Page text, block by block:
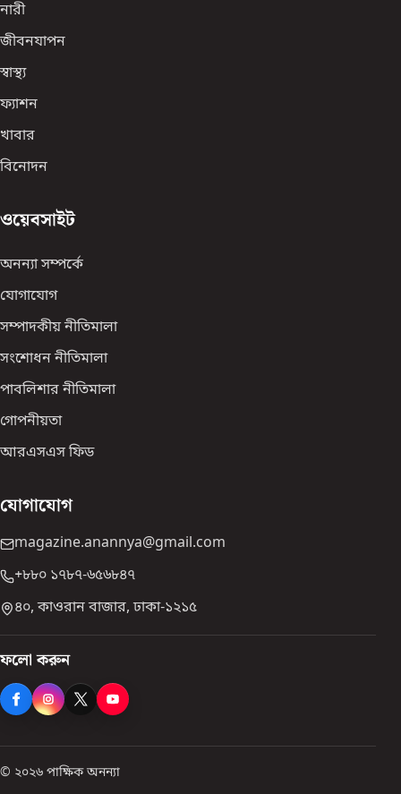
নারী
জীবনযাপন
স্বাস্থ্য
ফ্যাশন
খাবার
বিনোদন
ওয়েবসাইট
অনন্যা সম্পর্কে
যোগাযোগ
সম্পাদকীয় নীতিমালা
সংশোধন নীতিমালা
পাবলিশার নীতিমালা
গোপনীয়তা
আরএসএস ফিড
যোগাযোগ
magazine.anannya@gmail.com
+৮৮০ ১৭৮৭-৬৫৬৮৪৭
৪০, কাওরান বাজার, ঢাকা-১২১৫
ফলো করুন
© ২০২৬ পাক্ষিক অনন্যা